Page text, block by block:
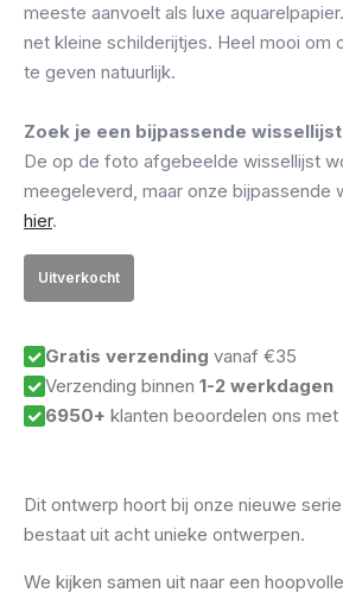
meeste aanvoelt als luxe
net kleine schilderijtjes. Heel mooi om
te geven natuurlijk.
Zoek je een bijpassende
De op de foto afgebeelde wissellijst
meegeleverd, maar onze bijpassende
hier.
Uitverkocht
Gratis verzending vanaf €35
Verzending binnen 1-2 werkdagen
6950+ klanten beoordelen ons met
Dit ontwerp hoort bij onze nieuwe serie
bestaat uit acht unieke ontwerpen.
We kijken samen uit naar een